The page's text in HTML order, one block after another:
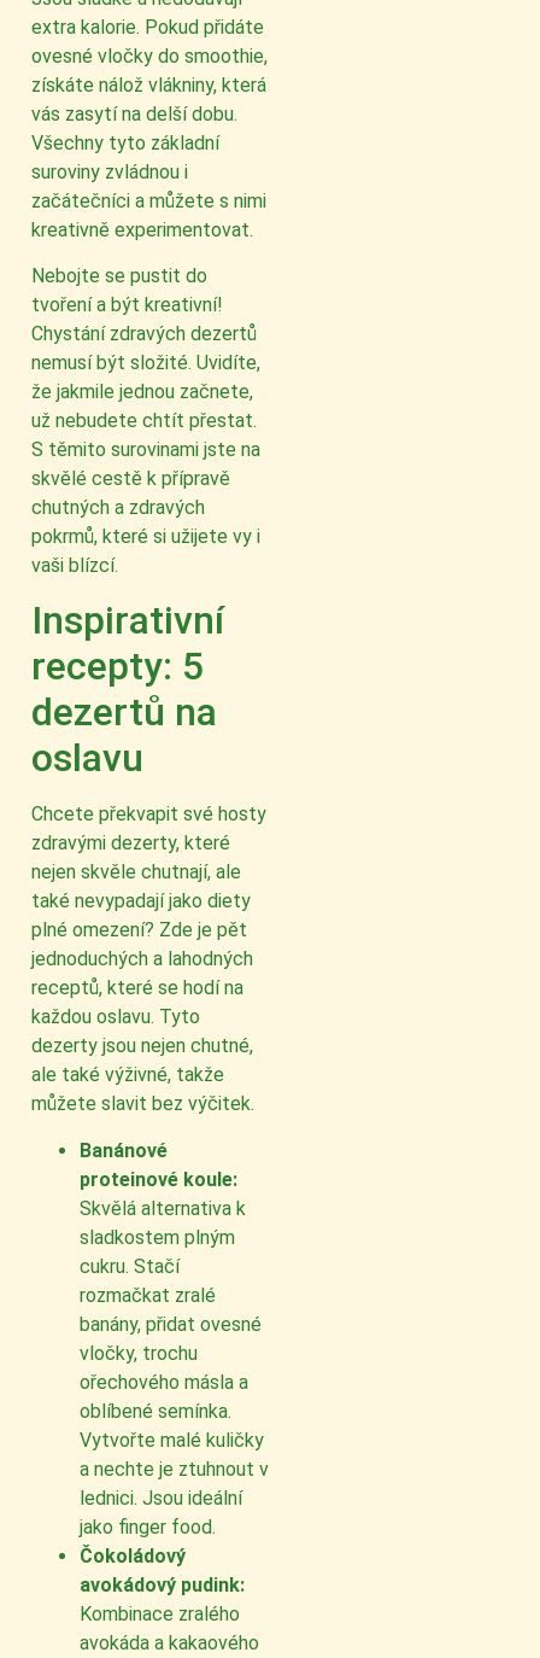
extra kalorie. Pokud přidáte
ovesné vločky do smoothie,
získáte nálož vlákniny, která
vás zasytí na delší dobu.
Všechny tyto základní
suroviny zvládnou i
začátečníci a můžete s nimi
kreativně experimentovat.
Nebojte se pustit do
tvoření a být kreativní!
Chystání zdravých dezertů
nemusí být složité. Uvidíte,
že jakmile jednou začnete,
už nebudete chtít přestat.
S těmito surovinami jste na
skvělé cestě k přípravě
chutných a zdravých
pokrmů, které si užijete vy i
vaši blízcí.
Inspirativní
recepty: 5
dezertů na
oslavu
Chcete překvapit své hosty
zdravými dezerty, které
nejen skvěle chutnají, ale
také nevypadají jako diety
plné omezení? Zde je pět
jednoduchých a lahodných
receptů, které se hodí na
každou oslavu. Tyto
dezerty jsou nejen chutné,
ale také výživné, takže
můžete slavit bez výčitek.
Banánové
proteinové koule:
Skvělá alternativa k
sladkostem plným
cukru. Stačí
rozmačkat zralé
banány, přidat ovesné
vločky, trochu
ořechového másla a
oblíbené semínka.
Vytvořte malé kuličky
a nechte je ztuhnout v
lednici. Jsou ideální
jako finger food.
Čokoládový
avokádový pudink:
Kombinace zralého
avokáda a kakaového